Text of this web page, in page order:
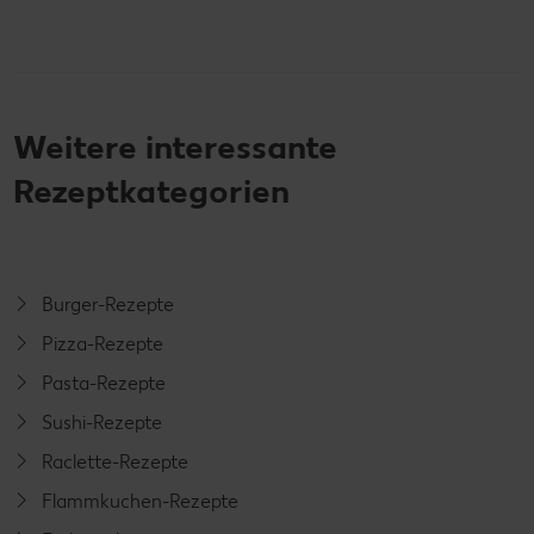
Weitere interessante
Rezeptkategorien
Burger-Rezepte
Pizza-Rezepte
Pasta-Rezepte
Sushi-Rezepte
Raclette-Rezepte
Flammkuchen-Rezepte